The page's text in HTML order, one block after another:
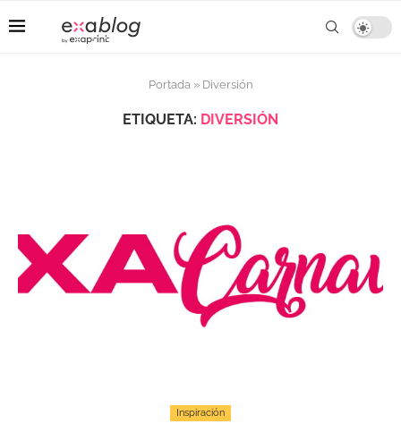
Portada» Diversión
ETIQUETA: DIVERSIÓN
Inspiración